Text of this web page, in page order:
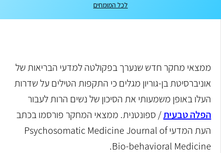
לכל המומחים
ממצאי מחקר חדש שנערך בפקולטה למדעי הבריאות של
אוניברסיטת בן-גוריון מגלים כי התקפות הטילים על שדרות
העלו באופן משמעותי את הסיכון של נשים הרות לעבור
הפלה טבעית/ ספונטנית. ממצאי המחקר פורסמו בכתב
העת המדעי Psychosomatic Medicine Journal of
Bio-behavioral Medicine.